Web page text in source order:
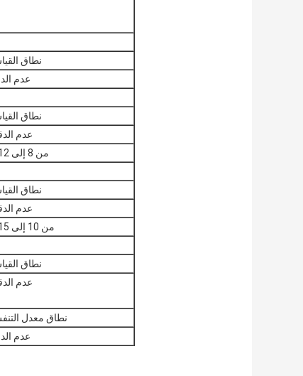
نطاق
عدم
نطاق
عدم
من 8 إلى 12%
نطاق
عدم
من 10 إلى 15%
نطاق
عدم
نطاق معدل
عدم